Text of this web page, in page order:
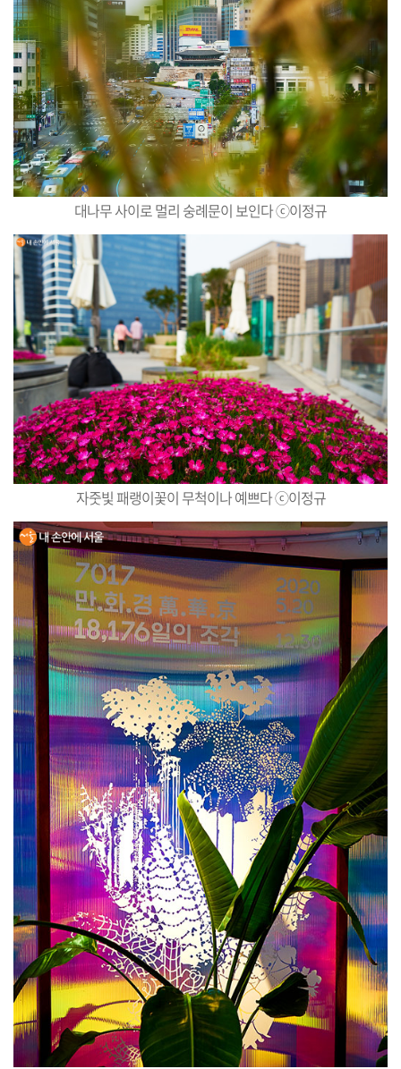
대나무 사이로 멀리 숭례문이 보인다 ⓒ이정규
자줏빛 패랭이꽃이 무척이나 예쁘다 ⓒ이정규